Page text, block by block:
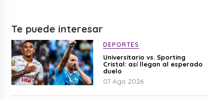
Te puede interesar
DEPORTES
Universitario vs. Sporting
Cristal: así llegan al esperado
duelo
07 Ago 2026